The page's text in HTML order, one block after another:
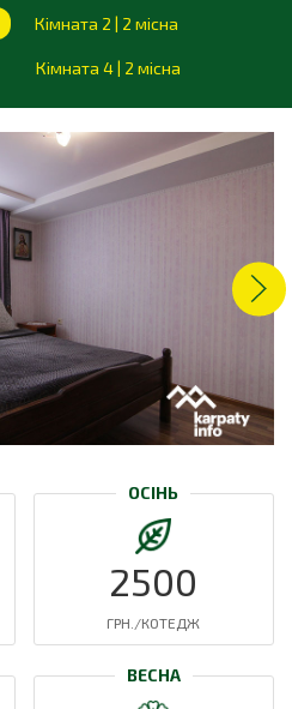
Кімната 2 | 2 місна
Кімната 4 | 2 місна
ОСІНЬ
2500
ГРН./КОТЕДЖ
ВЕСНА